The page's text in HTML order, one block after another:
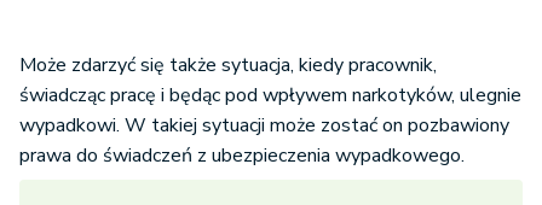
Może zdarzyć się także sytuacja, kiedy pracownik,
świadcząc pracę i będąc pod wpływem narkotyków, ulegnie
wypadkowi. W takiej sytuacji może zostać on pozbawiony
prawa do świadczeń z ubezpieczenia wypadkowego.